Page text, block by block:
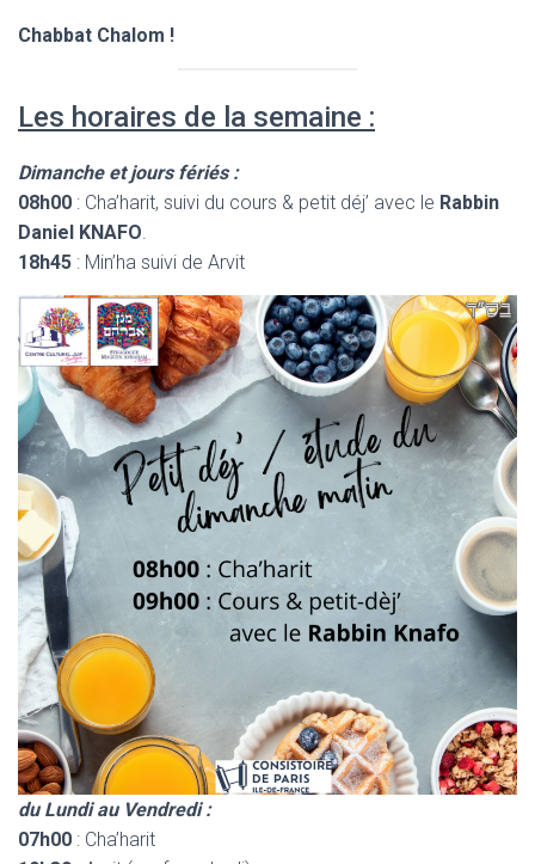
Chabbat Chalom !
Les horaires de la semaine :
Dimanche et jours fériés :
08h00 : Cha’harit, suivi du cours & petit déj’ avec le Rabbin
Daniel KNAFO.
18h45 : Min’ha suivi de Arvit
du Lundi au Vendredi :
07h00 : Cha’harit